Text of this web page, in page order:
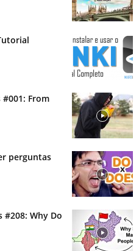
From
perguntas
#208: Why Do